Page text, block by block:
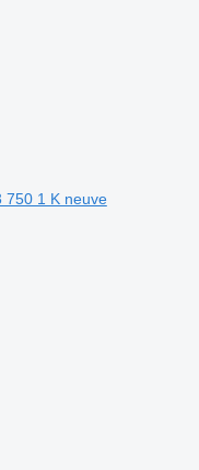
750 1 K neuve